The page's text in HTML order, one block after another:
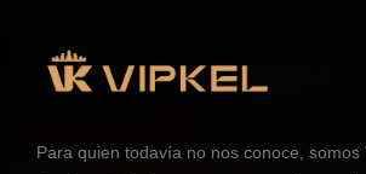
Para quien todavía no nos conoce, somos